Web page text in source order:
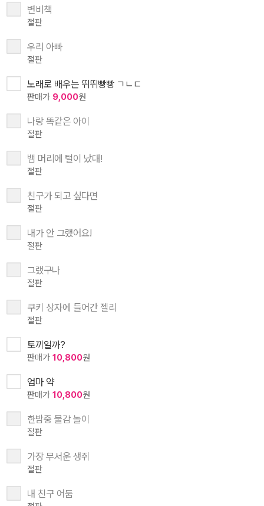
변비책
절판
우리 아빠
절판
노래로 배우는 뛰뛰빵빵 ㄱㄴㄷ
판매가 9,000원
나랑 똑같은 아이
절판
뱀 머리에 털이 났대!
절판
친구가 되고 싶다면
절판
내가 안 그랬어요!
절판
그랬구나
절판
쿠키 상자에 들어간 젤리
절판
토끼일까?
판매가 10,800원
엄마 약
판매가 10,800원
한밤중 물감 놀이
절판
가장 무서운 생쥐
절판
내 친구 어둠